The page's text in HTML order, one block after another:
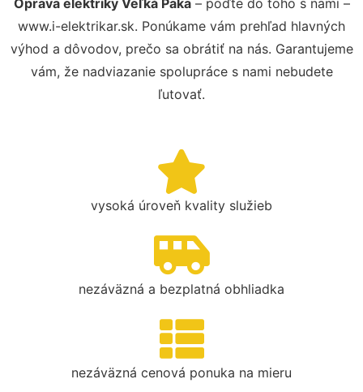
www.i-elektrikar.sk. Ponúkame vám prehľad hlavných
výhod a dôvodov, prečo sa obrátiť na nás. Garantujeme
vám, že nadviazanie spolupráce s nami nebudete
ľutovať.
vysoká úroveň kvality služieb
nezáväzná a bezplatná obhliadka
nezáväzná cenová ponuka na mieru